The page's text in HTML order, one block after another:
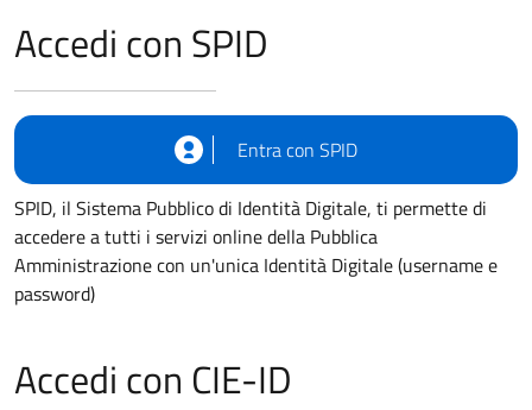
Accedi con SPID
Entra con SPID
SPID, il Sistema Pubblico di Identità Digitale, ti permette di
accedere a tutti i servizi online della Pubblica
Amministrazione con un'unica Identità Digitale (username e
password)
Accedi con CIE-ID